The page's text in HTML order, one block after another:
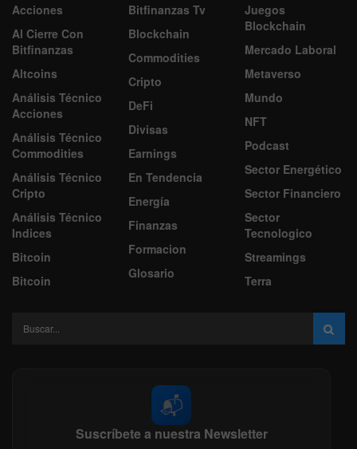
Acciones
Al Cierre Con
Bitfinanzas
Altcoins
Análisis Técnico
Acciones
Análisis Técnico
Commodities
Análisis Técnico
Cripto
Análisis Técnico
Indices
Bitcoin
Bitcoin
Bitfinanzas Tv
Blockchain
Commodities
Cripto
DeFi
Divisas
Earnings
En Tendencia
Energía
Finanzas
Formacion
Glosario
Juegos
Blockchain
Mercado Laboral
Metaverso
Mundo
NFT
Podcast
Sector Energético
Sector Financiero
Sector
Tecnologico
Streamings
Terra
📬
Suscríbete a nuestra Newsletter